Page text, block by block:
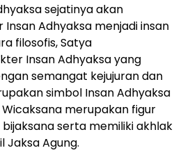
sejatinya akan
Adhyaksa menjadi insan
filosofis, Satya
Insan Adhyaksa yang
semangat kejujuran dan
simbol Insan Adhyaksa
merupakan figur
serta memiliki akhlak
Jaksa Agung.